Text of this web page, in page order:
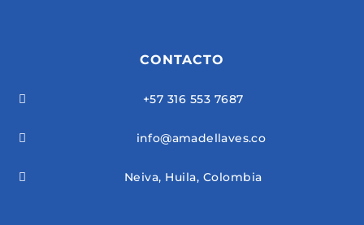
CONTACTO
 +57 316 553 7687
 info@amadellaves.co
 Neiva, Huila, Colombia